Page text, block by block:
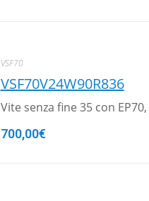
VSF70
VSF70V24W90R836
Vite senza fine 35 con
700,00€